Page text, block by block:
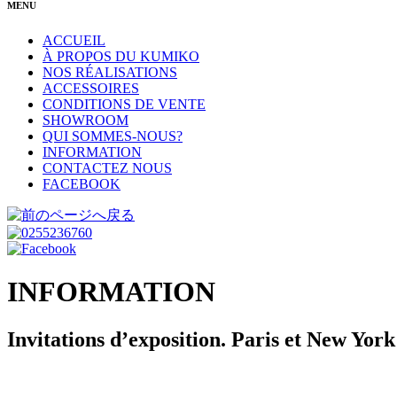
MENU
ACCUEIL
À PROPOS DU KUMIKO
NOS RÉALISATIONS
ACCESSOIRES
CONDITIONS DE VENTE
SHOWROOM
QUI SOMMES-NOUS?
INFORMATION
CONTACTEZ NOUS
FACEBOOK
INFORMATION
Invitations d’exposition. Paris et New